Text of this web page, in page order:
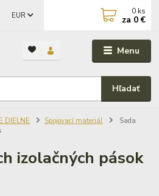
Menu
EUR
Hľadať
0 ks
za 0 €
DIELNE Spojovací materiál
Sada
izolačných pások